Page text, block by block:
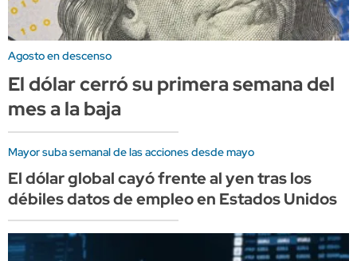
Agosto en descenso
El dólar cerró su primera semana del
mes a la baja
Mayor suba semanal de las acciones desde mayo
El dólar global cayó frente al yen tras los
débiles datos de empleo en Estados Unidos